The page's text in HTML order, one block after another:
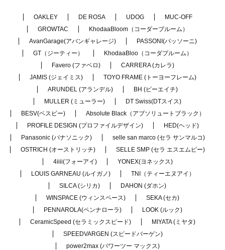
OAKLEY DE ROSA UDOG
MUC-OFF
GROWTAC
KhodaaBloom（コーダーブルーム）
AvanGarage(アバンギャレージ)
PASSONI(パッソーニ)
GT（ジーティー）
KhodaaBloo（コーダブルーム）
Favero (ファベロ)
CARRERA (カレラ)
JAMIS (ジェイミス)
TOYO FRAME (トーヨーフレーム)
ARUNDEL (アランデル)
BH (ビーエイチ)
MULLER (ミューラー)
DT Swiss(DTスイス)
BESV(ベスビー)
Absolute Black（アブソリュートブラック）
PROFILE DESIGN (プロファイルデザイン)
HED(ヘッド)
Panasonic (パナソニック)
selle san marco (セラ サンマルコ)
OSTRICH (オーストリッチ)
SELLE SMP (セラ エスエムピー)
4iiii(フォーアイ)
YONEX(ヨネックス)
LOUIS GARNEAU (ルイガノ)
TNI（ティーエヌアイ）
SILCA (シリカ)
DAHON (ダホン)
WINSPACE (ウィンスペース)
SEKA (セカ)
PENNAROLA(ペンナローラ)
LOOK (ルック)
CeramicSpeed (セラミックスピード)
MIYATA (ミヤタ)
SPEEDVARGEN (スピードバーゲン)
power2max (パワーツー マックス)